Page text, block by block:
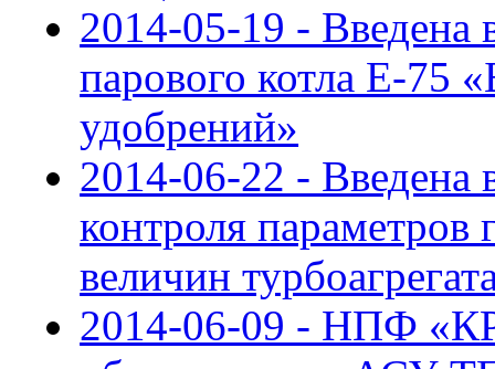
2014-05-19 -
парового котла Е-75
удобрений»
2014-06-22 - Введена
контроля параметров
величин
2014-06-09 - НПФ